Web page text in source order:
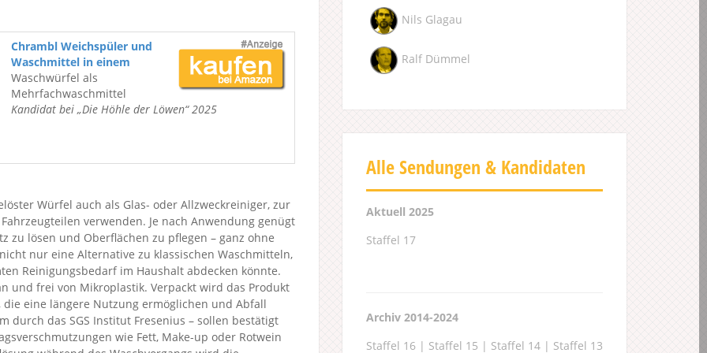
Chrambl Weichspüler und
Waschmittel in einem
Waschwürfel als
Mehrfachwaschmittel
Kandidat bei „Die Höhle der Löwen“ 2025
Würfel auch als Glas- oder Allzweckreiniger, zur
verwenden. Je nach Anwendung genügt
zu lösen und Oberflächen zu pflegen – ganz ohne
nur eine Alternative zu klassischen Waschmitteln,
Reinigungsbedarf im Haushalt abdecken könnte.
und frei von Mikroplastik. Verpackt wird das Produkt
eine längere Nutzung ermöglichen und Abfall
durch das SGS Institut Fresenius – sollen bestätigt
wie Fett, Make-up oder Rotwein
Nils Glagau
Ralf Dümmel
Alle Sendungen & Kandidaten
Aktuell 2025
Staffel 17
Archiv 2014-2024
Staffel 16 | Staffel 15 | Staffel 14 | Staffel 13